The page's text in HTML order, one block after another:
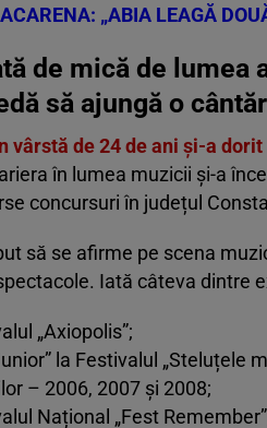
„ABIA LEAGĂ
de mică de
să ajungă o
vârstă de 24 de ani și-a
în lumea muzicii și-a
concursuri în județul
să se afirme pe scena
Iată câteva dintre
„Axiopolis”;
la Festivalul „Steluțele
– 2006, 2007 și 2008;
Național „Fest